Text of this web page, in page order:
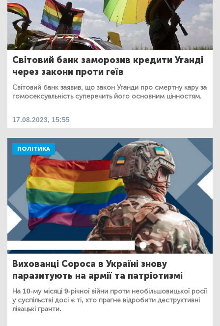
Світовий банк заморозив кредити Уганді
через закони проти геїв
Світовий банк заявив, що закон Уганди про смертну кару за
гомосексуальність суперечить його основним цінностям.
17.08.2023, 15:55
ПОЛІТИКА
Вихованці Сороса в Україні знову
паразитують на армії та патріотизмі
На 10-му місяці 9-річної війни проти необільшовицької росії
у суспільстві досі є ті, хто прагне відробити деструктивні
лівацькі гранти.